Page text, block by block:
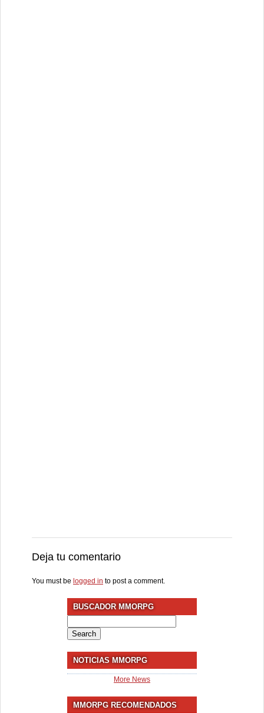
Deja tu comentario
You must be logged in to post a comment.
BUSCADOR MMORPG
for:
NOTICIAS MMORPG
More News
MMORPG RECOMENDADOS